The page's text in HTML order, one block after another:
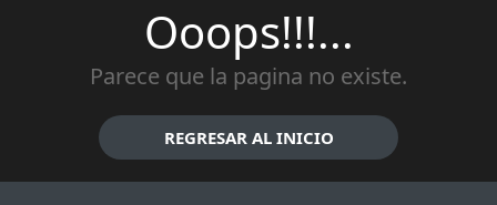
Ooops!!!...
Parece que la pagina no existe.
REGRESAR AL INICIO